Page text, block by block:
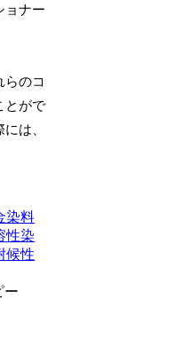
ョナー
らのコ
とがで
は、
染料
性染
候性
ー